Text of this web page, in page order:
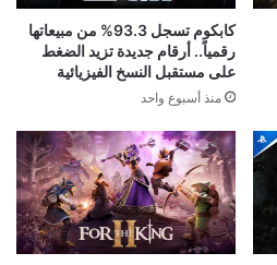
كابكوم تسجل 93.3% من مبيعاتها
رقمياً.. أرقام جديدة تزيد الضغط
على مستقبل النسخ الفيزيائية
منذ أسبوع واحد